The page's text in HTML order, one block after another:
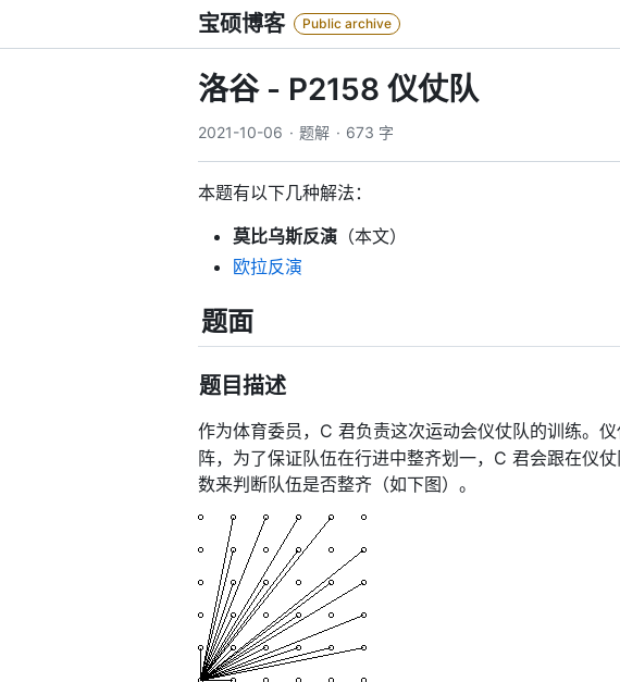
content
宝硕博客 Public archive
洛谷 - P2158 仪仗队
2021-10-06 题解 673 字
测
到
KaTeX
载
失
可
会
导
致
文
中
的
数
学
公
式
无
法
本题有以下几种解法：
莫比乌斯反演 （本文）
欧拉反演
题面
题目描述
作为体育委员，C 君负责这次运动会仪仗队的训练。
阵，为了保证队伍在行进中整齐划一，C 君会跟在仪
数来判断队伍是否整齐（如下图）。